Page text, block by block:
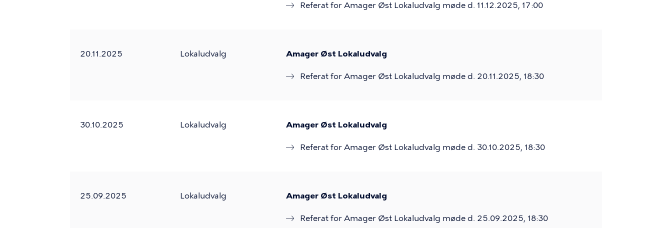
Referat for Amager Øst Lokaludvalg møde d. 11.12.2025, 17:00
20.11.2025 Lokaludvalg Amager Øst Lokaludvalg
Referat for Amager Øst Lokaludvalg møde d. 20.11.2025, 18:30
30.10.2025 Lokaludvalg Amager Øst Lokaludvalg
Referat for Amager Øst Lokaludvalg møde d. 30.10.2025, 18:30
25.09.2025 Lokaludvalg Amager Øst Lokaludvalg
Referat for Amager Øst Lokaludvalg møde d. 25.09.2025, 18:30